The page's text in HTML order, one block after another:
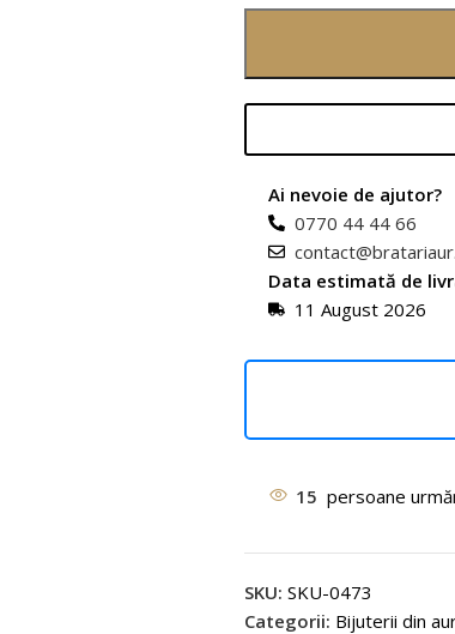
Ai nevoie de ajutor?
0770 44 44 66
Data estimată de
11 August 2026
15 persoane
SKU: SKU-0473
Categorii: Bijuterii din